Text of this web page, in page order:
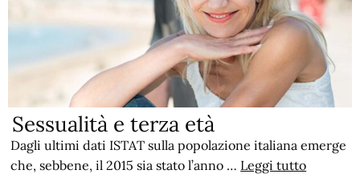
Sessualità e terza età
Dagli ultimi dati ISTAT sulla popolazione italiana emerge
che, sebbene, il 2015 sia stato l’anno … Leggi tutto